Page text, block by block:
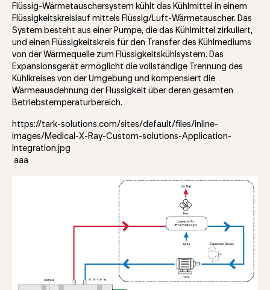
Flüssig-Wärmetauschersystem kühlt das Kühlmittel in einem
Flüssigkeitskreislauf mittels Flüssig/Luft-Wärmetauscher. Das
System besteht aus einer Pumpe, die das Kühlmittel zirkuliert,
und einen Flüssigkeitskreis für den Transfer des Kühlmediums
von der Wärmequelle zum Flüssigkeitskühlsystem. Das
Expansionsgerät ermöglicht die vollständige Trennung des
Kühlkreises von der Umgebung und kompensiert die
Wärmeausdehnung der Flüssigkeit über deren gesamten
Betriebstemperaturbereich.
https://tark-solutions.com/sites/default/files/inline-
images/Medical-X-Ray-Custom-solutions-Application-
Integration.jpg
aaa